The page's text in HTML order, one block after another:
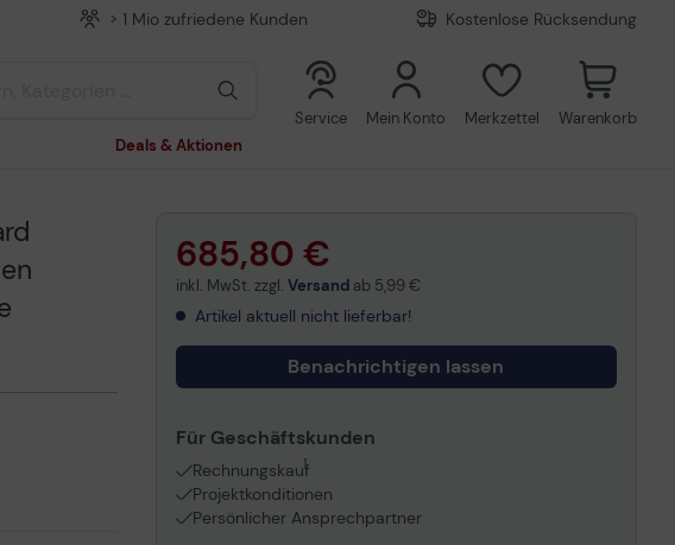
> 1 Mio zufriedene Kunden Kostenlose Rücksendung
Deals & Aktionen
Service Mein Konto Merkzettel Warenkorb
685,80 €
inkl. MwSt. zzgl. Versandab 5,99 €
Artikel aktuell nicht lieferbar!
Benachrichtigen lassen
Für Geschäftskunden
Rechnungskauf
1
Projektkonditionen
Persönlicher Ansprechpartner